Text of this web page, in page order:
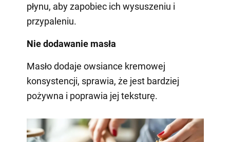
płynu, aby zapobiec ich wysuszeniu i
przypaleniu.
Nie dodawanie masła
Masło dodaje owsiance kremowej
konsystencji, sprawia, że jest bardziej
pożywna i poprawia jej teksturę.